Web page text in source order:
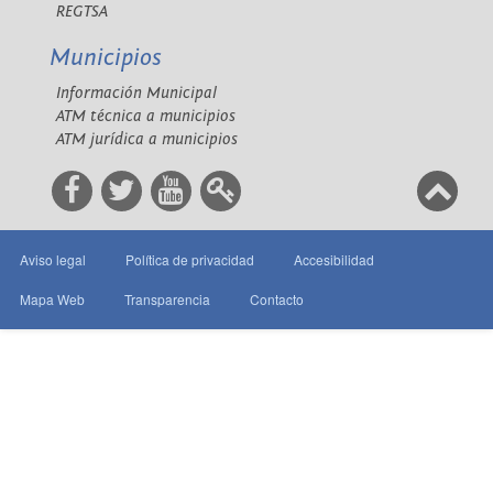
REGTSA
Municipios
Información Municipal
ATM técnica a municipios
ATM jurídica a municipios
Aviso legal Política de privacidad Accesibilidad
Mapa Web Transparencia Contacto